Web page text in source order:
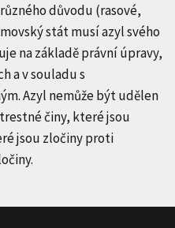
důvodu (rasové,
stát musí azyl svého
na základě právní úpravy,
a v souladu s
Azyl nemůže být udělen
činy, které jsou
jsou zločiny proti